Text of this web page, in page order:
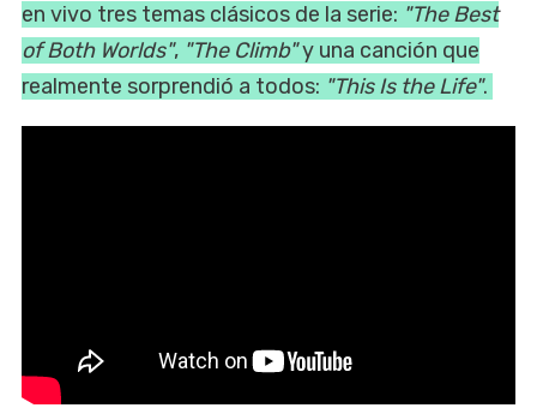
en vivo tres temas clásicos de la serie: "The Best
of Both Worlds", "The Climb"y una canción que
realmente sorprendió a todos: "This Is the Life".